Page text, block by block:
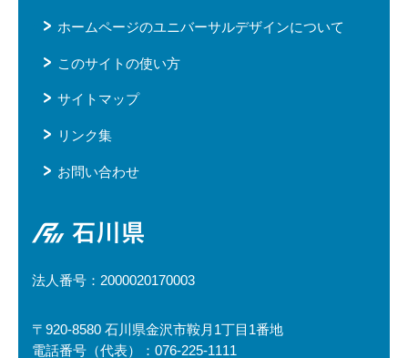
ホームページのユニバーサルデザインについて
このサイトの使い方
サイトマップ
リンク集
お問い合わせ
石川県
法人番号：2000020170003
〒920-8580 石川県金沢市鞍月1丁目1番地
電話番号（代表）：076-225-1111